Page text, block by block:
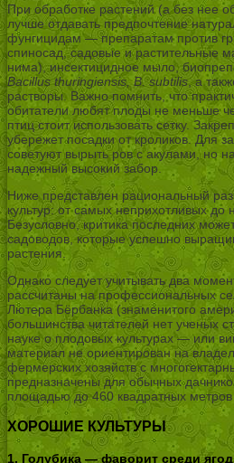
При обработке растений (а без нее
лучше отдавать предпочтение
фунгицидам — препаратам против
спиносад, садовые и растительные
нима), инсектицидное мыло,
Bacillus thuringiensis, B. subtilis, а
растворы. Важно помнить, что
обитатели любят плоды не меньше
птиц стоит использовать сетку.
убережет посадки от кроликов. Для
советуют вырыть ров с акулами, но
надежный высокий забор.
Ниже представлен рациональный
культур: от самых неприхотливых до
Безусловно, критика последних
садоводов, которые успешно
растения.
Однако следует учитывать два
рассчитаны на профессиональных
Лютера Бёрбанка (знаменитого
большинства читателей нет ученых
науке о плодовых культурах — или
материал не ориентирован на
фермерских хозяйств с
предназначены для обычных
площадью до 460 квадратных метров
ХОРОШИЕ КУЛЬТУРЫ
1. Голубика — фаворит среди ягод